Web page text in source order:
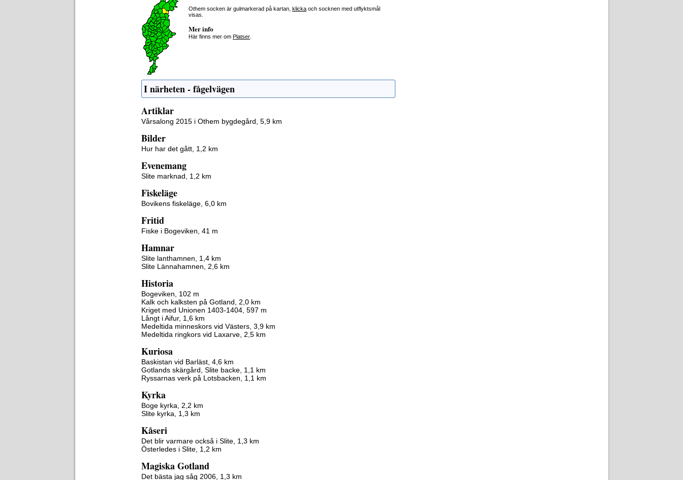
Othem socken är gulmarkerad på kartan, klicka och socknen med utflyktsmål
visas.
Mer info
Här finns mer om Platser
I närheten - fågelvägen
Artiklar
Vårsalong 2015 i Othem bygdegård, 5,9 km
Bilder
Hur har det gått, 1,2 km
Evenemang
Slite marknad, 1,2 km
Fiskeläge
Bovikens fiskeläge, 6,0 km
Fritid
Fiske i Bogeviken, 41 m
Hamnar
Slite lanthamnen, 1,4 km
Slite Lännahamnen, 2,6 km
Historia
Bogeviken, 102 m
Kalk och kalksten på Gotland, 2,0 km
Kriget med Unionen 1403-1404, 597 m
Långt i Aifur, 1,6 km
Medeltida minneskors vid Västers, 3,9 km
Medeltida ringkors vid Laxarve, 2,5 km
Kuriosa
Baskistan vid Barläst, 4,6 km
Gotlands skärgård, Slite backe, 1,1 km
Ryssarnas verk på Lotsbacken, 1,1 km
Kyrka
Boge kyrka, 2,2 km
Slite kyrka, 1,3 km
Kåseri
Det blir varmare också i Slite, 1,3 km
Österledes i Slite, 1,2 km
Magiska Gotland
Det bästa jag såg 2006, 1,3 km